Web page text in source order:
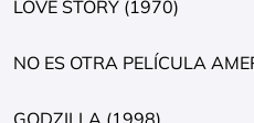
LOVE STORY (1970)
NO ES OTRA PELÍCULA
GODZILLA (1998)